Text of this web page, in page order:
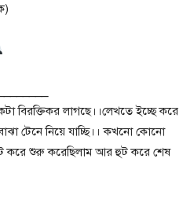
বিরক্তিকর লাগছে।।লেখতে ইচ্ছে করে
টেনে নিয়ে যাচ্ছি।। কখনো কোনো
করে শুরু করেছিলাম আর হুট করে শেষ